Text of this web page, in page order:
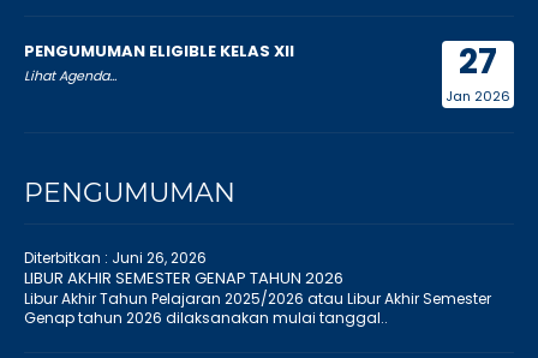
27
Jan 2026
PENGUMUMAN ELIGIBLE KELAS XII
Lihat Agenda...
PENGUMUMAN
Diterbitkan : Juni 26, 2026
LIBUR AKHIR SEMESTER GENAP TAHUN 2026
Libur Akhir Tahun Pelajaran 2025/2026 atau Libur Akhir Semester
Genap tahun 2026 dilaksanakan mulai tanggal..